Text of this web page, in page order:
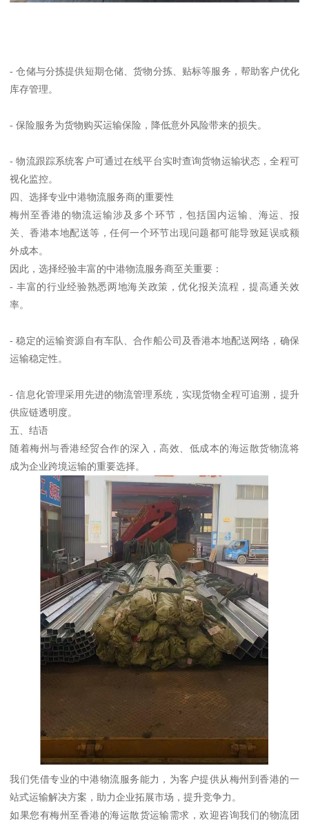
- 仓储与分拣提供短期仓储、货物分拣、贴标等服务，帮助客户优化
库存管理。
- 保险服务为货物购买运输保险，降低意外风险带来的损失。
- 物流跟踪系统客户可通过在线平台实时查询货物运输状态，全程可
视化监控。
四、选择专业中港物流服务商的重要性
梅州至香港的物流运输涉及多个环节，包括国内运输、海运、报
关、香港本地配送等，任何一个环节出现问题都可能导致延误或额
外成本。
因此，选择经验丰富的中港物流服务商至关重要：
- 丰富的行业经验熟悉两地海关政策，优化报关流程，提高通关效
率。
- 稳定的运输资源自有车队、合作船公司及香港本地配送网络，确保
运输稳定性。
- 信息化管理采用先进的物流管理系统，实现货物全程可追溯，提升
供应链透明度。
五、结语
随着梅州与香港经贸合作的深入，高效、低成本的海运散货物流将
成为企业跨境运输的重要选择。
我们凭借专业的中港物流服务能力，为客户提供从梅州到香港的一
站式运输解决方案，助力企业拓展市场，提升竞争力。
如果您有梅州至香港的海运散货运输需求，欢迎咨询我们的物流团